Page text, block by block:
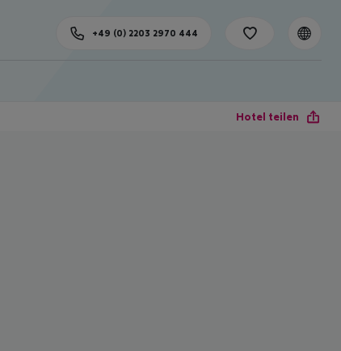
+49 (0) 2203 2970 444
Hotel teilen